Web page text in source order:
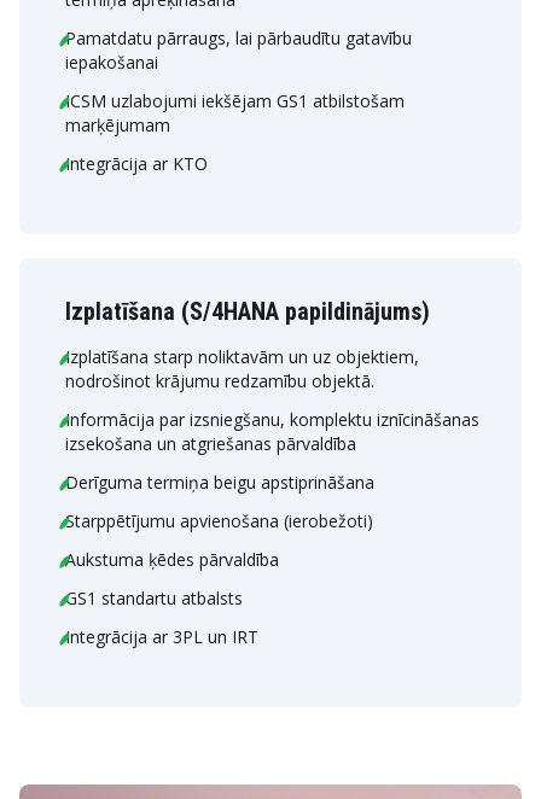
Pamatdatu pārraugs, lai pārbaudītu gatavību
iepakošanai
ICSM uzlabojumi iekšējam GS1 atbilstošam
marķējumam
Integrācija ar KTO
Izplatīšana (S/4HANA papildinājums)
Izplatīšana starp noliktavām un uz objektiem,
nodrošinot krājumu redzamību objektā.
Informācija par izsniegšanu, komplektu iznīcināšanas
izsekošana un atgriešanas pārvaldība
Derīguma termiņa beigu apstiprināšana
Starppētījumu apvienošana (ierobežoti)
Aukstuma ķēdes pārvaldība
GS1 standartu atbalsts
Integrācija ar 3PL un IRT